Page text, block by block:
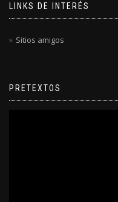
LINKS DE INTERÉS
Sitios amigos
PRETEXTOS